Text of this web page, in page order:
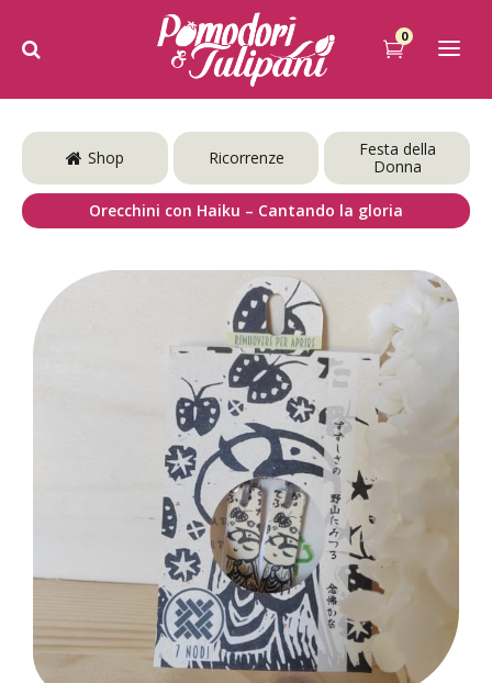
0
Shop Ricorrenze
Festa della
Donna
Orecchini con Haiku – Cantando la gloria